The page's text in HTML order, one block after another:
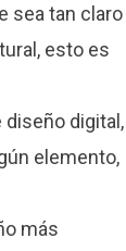
sea tan claro
esto es
digital,
elemento,
más